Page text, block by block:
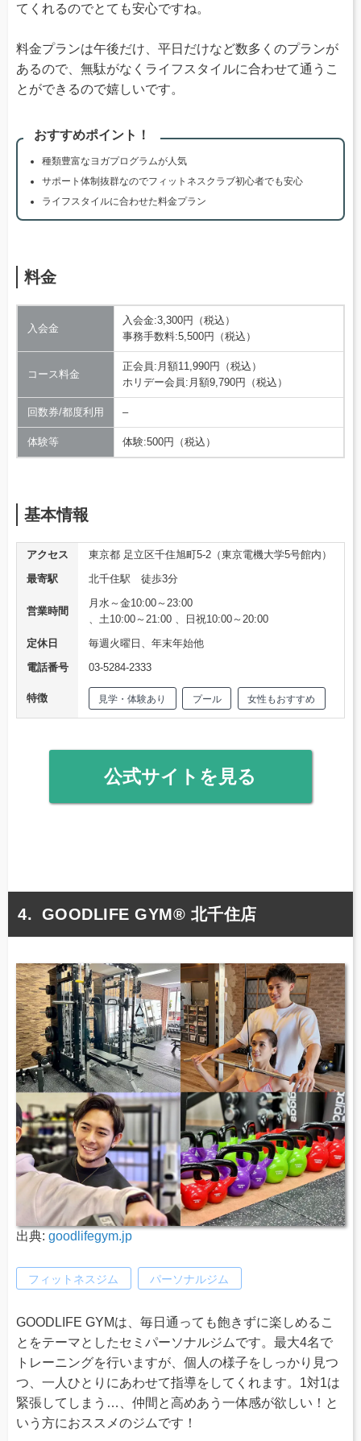
てくれるのでとても安心ですね。
料金プランは午後だけ、平日だけなど数多くのプランが
あるので、無駄がなくライフスタイルに合わせて通うこ
とができるので嬉しいです。
おすすめポイント！
種類豊富なヨガプログラムが人気
サポート体制抜群なのでフィットネスクラブ初心者でも安心
ライフスタイルに合わせた料金プラン
料金
入会金
入会金:3,300円（税込）
事務手数料:5,500円（税込）
コース料金
正会員:月額11,990円（税込）
ホリデー会員:月額9,790円（税込）
回数券/都度利用 –
体験等 体験:500円（税込）
基本情報
アクセス
東京都 足立区千住旭町5-2（東京電機大学5号館内）
最寄駅
北千住駅 徒歩3分
営業時間
月水～金10:00～23:00
、土10:00～21:00 、日祝10:00～20:00
定休日
毎週火曜日、年末年始他
電話番号
03-5284-2333
特徴 見学・体験あり プール 女性もおすすめ
公式サイトを見る
GOODLIFE GYM® 北千住店
出典: goodlifegym.jp
フィットネスジム パーソナルジム
GOODLIFE GYMは、毎日通っても飽きずに楽しめるこ
とをテーマとしたセミパーソナルジムです。最大4名で
トレーニングを行いますが、個人の様子をしっかり見つ
つ、一人ひとりにあわせて指導をしてくれます。1対1は
緊張してしまう…、仲間と高めあう一体感が欲しい！と
いう方におススメのジムです！